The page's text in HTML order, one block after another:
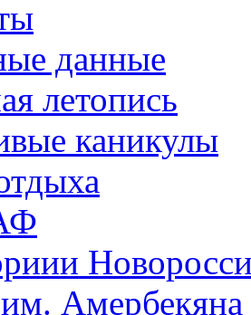
данные
летопись
каникулы
Амербекяна